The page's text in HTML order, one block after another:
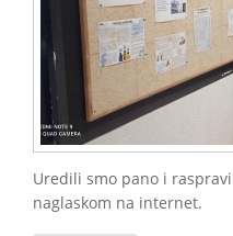
Uredili smo pano i
naglaskom na internet.